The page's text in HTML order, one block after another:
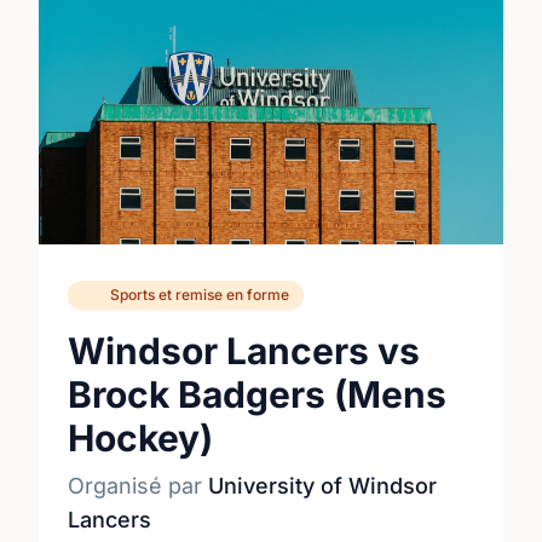
Sports et remise en forme
Windsor Lancers vs
Brock Badgers (Mens
Hockey)
Organisé par University of Windsor
Lancers